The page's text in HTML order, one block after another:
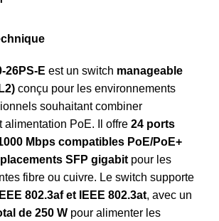
26PS-E est un switch manageable
conçu pour les environnements
souhaitant combiner
alimentation PoE. Il offre 24 ports
Mbps compatibles PoE/PoE+
SFP gigabit pour les
fibre ou cuivre. Le switch supporte
IEEE 802.3af et IEEE 802.3at, avec un
de 250 W pour alimenter les